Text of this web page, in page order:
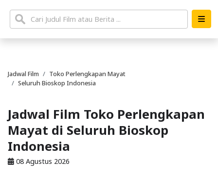
Jadwal Film
Toko Perlengkapan Mayat
Seluruh Bioskop Indonesia
Jadwal Film Toko Perlengkapan
Mayat di Seluruh Bioskop
Indonesia
08 Agustus 2026